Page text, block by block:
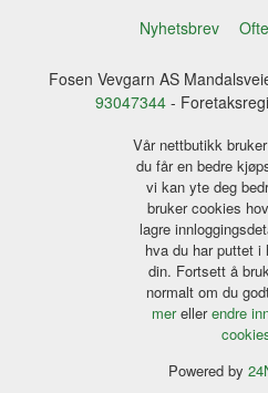
Nyhetsbrev
Fosen Vevgarn AS
93047344-
Vår nettbutikk
du får en bedre
vi kan yte deg
bruker cookies
lagre
hva du har puttet i
din. Fortsett å
normalt om du
merellerendre
Powered by